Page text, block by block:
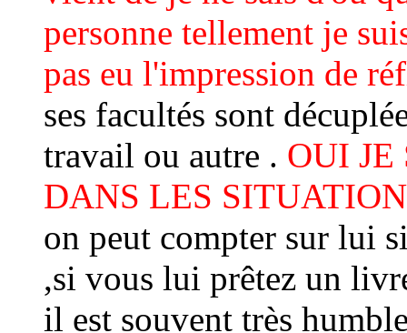
personne tellement je
pas eu l'impression de
ses facultés sont
travail ou autre . OUI JE
DANS LES
on peut compter sur lui
,si vous lui prêtez un
il est souvent très